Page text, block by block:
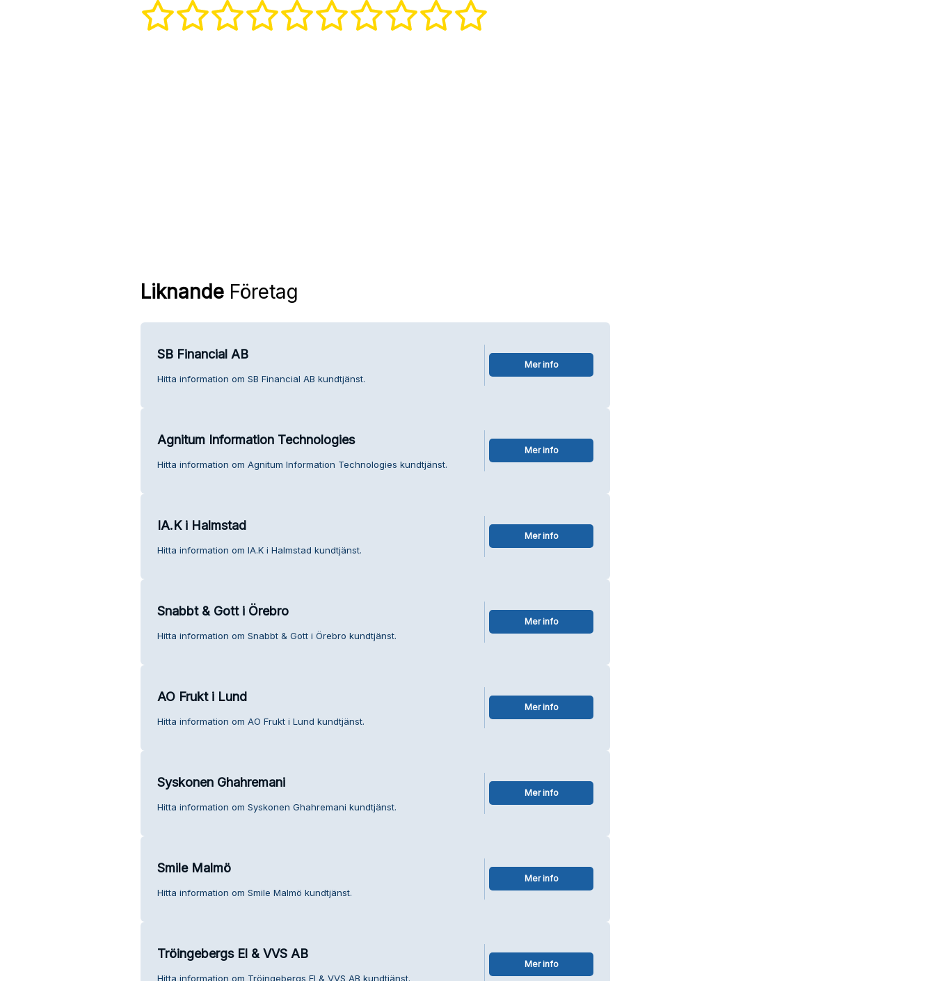
LiknandeFöretag
SB Financial AB
Hitta information om SB Financial AB kundtjänst.
Mer info
Agnitum Information Technologies
Hitta information om Agnitum Information Technologies kundtjänst.
Mer info
IA.K i Halmstad
Hitta information om IA.K i Halmstad kundtjänst.
Mer info
Snabbt & Gott i Örebro
Hitta information om Snabbt & Gott i Örebro kundtjänst.
Mer info
AO Frukt i Lund
Hitta information om AO Frukt i Lund kundtjänst.
Mer info
Syskonen Ghahremani
Hitta information om Syskonen Ghahremani kundtjänst.
Mer info
Smile Malmö
Hitta information om Smile Malmö kundtjänst.
Mer info
Tröingebergs El & VVS AB
Hitta information om Tröingebergs El & VVS AB kundtjänst.
Mer info